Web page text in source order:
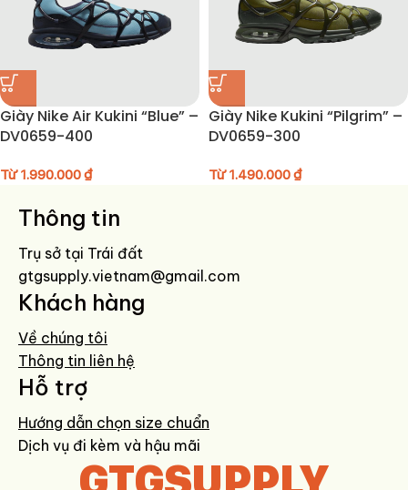
Giày Nike Air Kukini “Blue” –
DV0659-400
Từ1.990.000₫
Giày Nike Kukini “Pilgrim” –
DV0659-300
Từ1.490.000₫
Thông tin
Trụ sở tại Trái đất
gtgsupply.vietnam@gmail.com
Khách hàng
Về chúng tôi
Thông tin liên hệ
Hỗ trợ
Hướng dẫn chọn size chuẩn
Dịch vụ đi kèm và hậu mãi